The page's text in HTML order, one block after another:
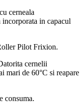
cerneala
incorporata in capacul
Pilot Frixion.
cernelii
mari de 60°C si reapare
consuma.